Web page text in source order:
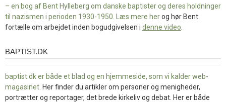
– en bog af Bent Hylleberg om danske baptister og deres holdninger
til nazismen i perioden 1930-1950. Læs mere herog hør Bent
fortælle om arbejdet inden bogudgivelsen i denne video
baptist.dk
BAPTIST.DK
baptist.dk er både et blad og en hjemmeside, som vi kalder web-
magasinet . Her finder du artikler om personer og menigheder,
portrætter og reportager, det brede kirkeliv og debat. Her er både